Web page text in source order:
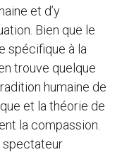
et d’y
Bien que le
spécifique à la
trouve quelque
humaine de
et la théorie de
la compassion.
spectateur